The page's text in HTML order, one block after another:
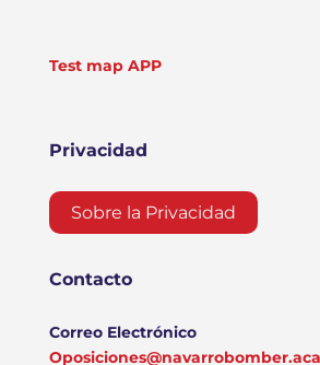
Test map APP
Privacidad
Sobre la Privacidad
Contacto
Correo Electrónico